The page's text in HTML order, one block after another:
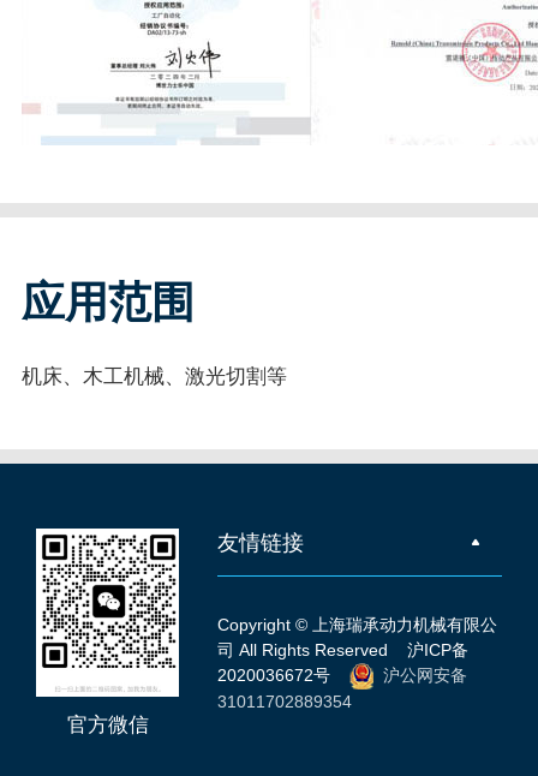
应用范围
机床、木工机械、激光切割等
官方微信
友情链接
Copyright © 上海瑞承动力机械有限公
司 All Rights Reserved沪ICP备
2020036672号
沪公网安备
31011702889354